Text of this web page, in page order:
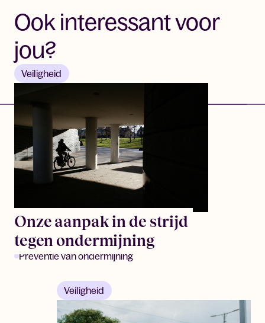
Ook interessant voor
jou?
Veiligheid
Onze aanpak in de strijd
tegen ondermijning
Preventie van ondermijning
Veiligheid